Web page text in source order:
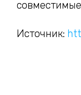
Источник: